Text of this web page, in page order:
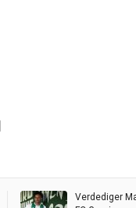
Verdediger